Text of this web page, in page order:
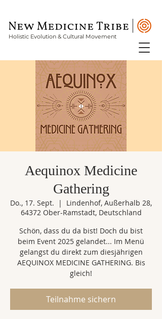
Holistic Evolution & Cultural Movement
Aequinox Medicine
Gathering
Do., 17. Sept.
  |
Lindenhof, Außerhalb 28,
64372 Ober-Ramstadt, Deutschland
Schön, dass du da bist! Doch du bist
beim Event 2025 gelandet... Im Menü
gelangst du direkt zum diesjährigen
AEQUINOX MEDICINE GATHERING. Bis
gleich!
Teilnahme sichern